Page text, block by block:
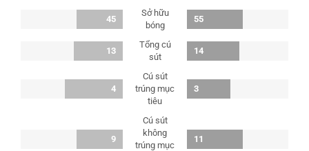
45
Sở hữu
bóng
55
13
Tổng cú
sút
14
4
Cú sút
trúng mục
tiêu
3
9
Cú sút
không
trúng mục
11